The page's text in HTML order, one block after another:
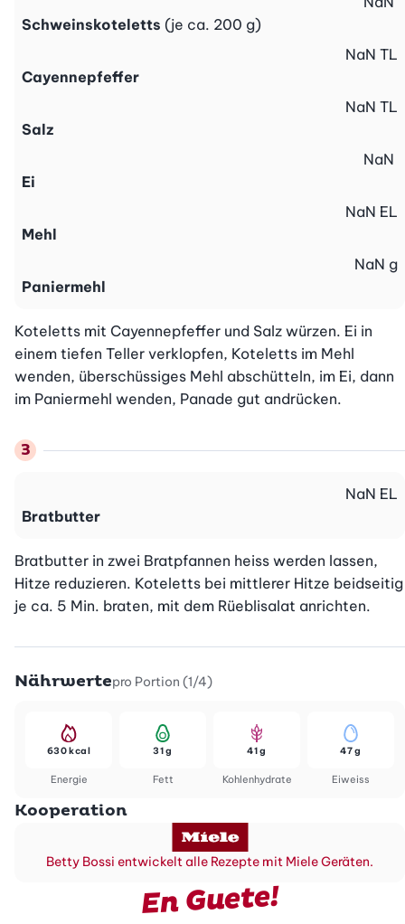
Schweinskoteletts (je ca. 200 g)
Cayennepfeffer
NaN TL
Salz
NaN TL
Ei
NaN
Mehl
NaN EL
Paniermehl
NaN g
Koteletts mit Cayennepfeffer und Salz würzen. Ei in
einem tiefen Teller verklopfen, Koteletts im Mehl
wenden, überschüssiges Mehl abschütteln, im Ei, dann
im Paniermehl wenden, Panade gut andrücken.
Bratbutter
NaN EL
Bratbutter in zwei Bratpfannen heiss werden lassen,
Hitze reduzieren. Koteletts bei mittlerer Hitze beidseitig
je ca. 5 Min. braten, mit dem Rüeblisalat anrichten.
Nährwertepro Portion (1/4)
Energie
630 kcal
Fett
31 g
Kohlenhydrate
41 g
Eiweiss
47 g
Kooperation
Betty Bossi entwickelt alle Rezepte mit Miele Geräten.
En Guete!